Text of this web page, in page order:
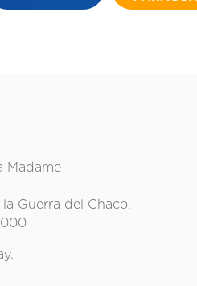
Madame
Guerra del Chaco.